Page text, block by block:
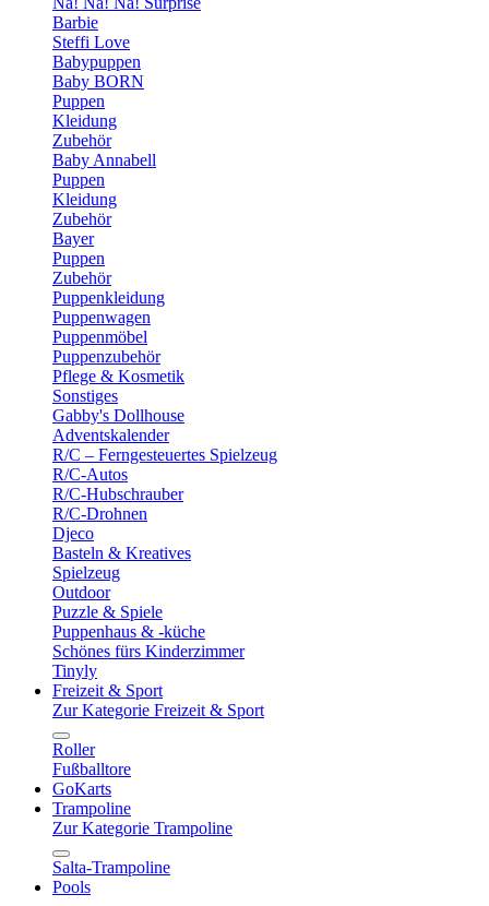
Barbie
Steffi Love
Babypuppen
Baby BORN
Puppen
Kleidung
Zubehör
Baby Annabell
Puppen
Kleidung
Zubehör
Bayer
Puppen
Zubehör
Puppenkleidung
Puppenwagen
Puppenmöbel
Puppenzubehör
Pflege & Kosmetik
Sonstiges
Gabby's Dollhouse
Adventskalender
R/C – Ferngesteuertes Spielzeug
R/C-Autos
R/C-Hubschrauber
R/C-Drohnen
Djeco
Basteln & Kreatives
Spielzeug
Outdoor
Puzzle & Spiele
Puppenhaus & -küche
Schönes fürs Kinderzimmer
Tinyly
Freizeit & Sport
Zur Kategorie Freizeit & Sport
Roller
Fußballtore
GoKarts
Trampoline
Zur Kategorie Trampoline
Salta-Trampoline
Pools